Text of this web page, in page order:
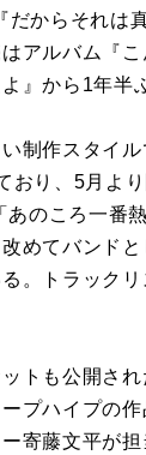
だからそれは
アルバム『
』から1年半
制作スタイル
おり、5月よ
あのころ一番
めてバンド
。トラック
トも公開され
プハイプの
寄藤文平が担